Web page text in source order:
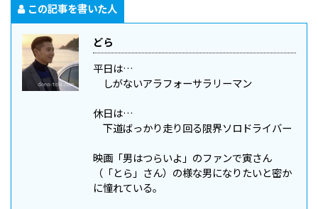
この記事を書いた人
どら
平日は…
しがないアラフォーサラリーマン
休日は…
下道ばっかり走り回る限界ソロドライバー
映画「男はつらいよ」のファンで寅さん
（「とら」さん）の様な男になりたいと密か
に憧れている。